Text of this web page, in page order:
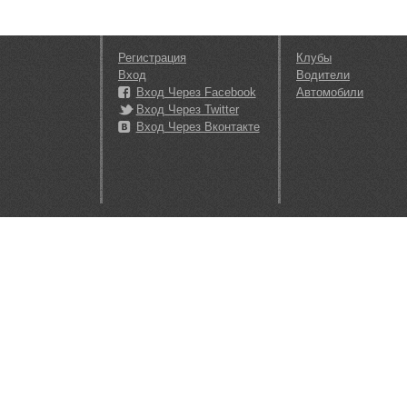
Регистрация
Вход
Вход Через Facebook
Вход Через Twitter
Вход Через Вконтакте
Клубы
Водители
Автомобили